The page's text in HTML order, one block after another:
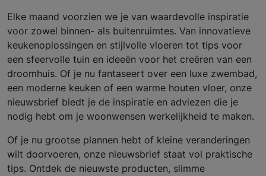
Elke maand voorzien we je van waardevolle inspiratie
voor zowel binnen- als buitenruimtes. Van innovatieve
keukenoplossingen en stijlvolle vloeren tot tips voor
een sfeervolle tuin en ideeën voor het creëren van een
droomhuis. Of je nu fantaseert over een luxe zwembad,
een moderne keuken of een warme houten vloer, onze
nieuwsbrief biedt je de inspiratie en adviezen die je
nodig hebt om je woonwensen werkelijkheid te maken.
Of je nu grootse plannen hebt of kleine veranderingen
wilt doorvoeren, onze nieuwsbrief staat vol praktische
tips. Ontdek de nieuwste producten, slimme